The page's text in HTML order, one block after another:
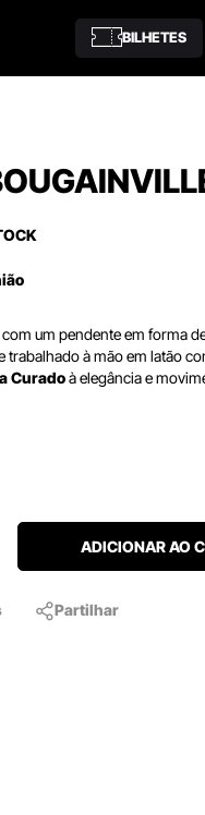
BILHETES
um pendente em forma
trabalhado à mão em latão
Curadoà elegância e
ADICIONAR AO
Partilhar